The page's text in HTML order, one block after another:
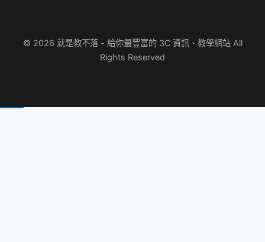
© 2026 就是教不落 - 給你最豐富的 3C 資訊、教學網站 All
Rights Reserved